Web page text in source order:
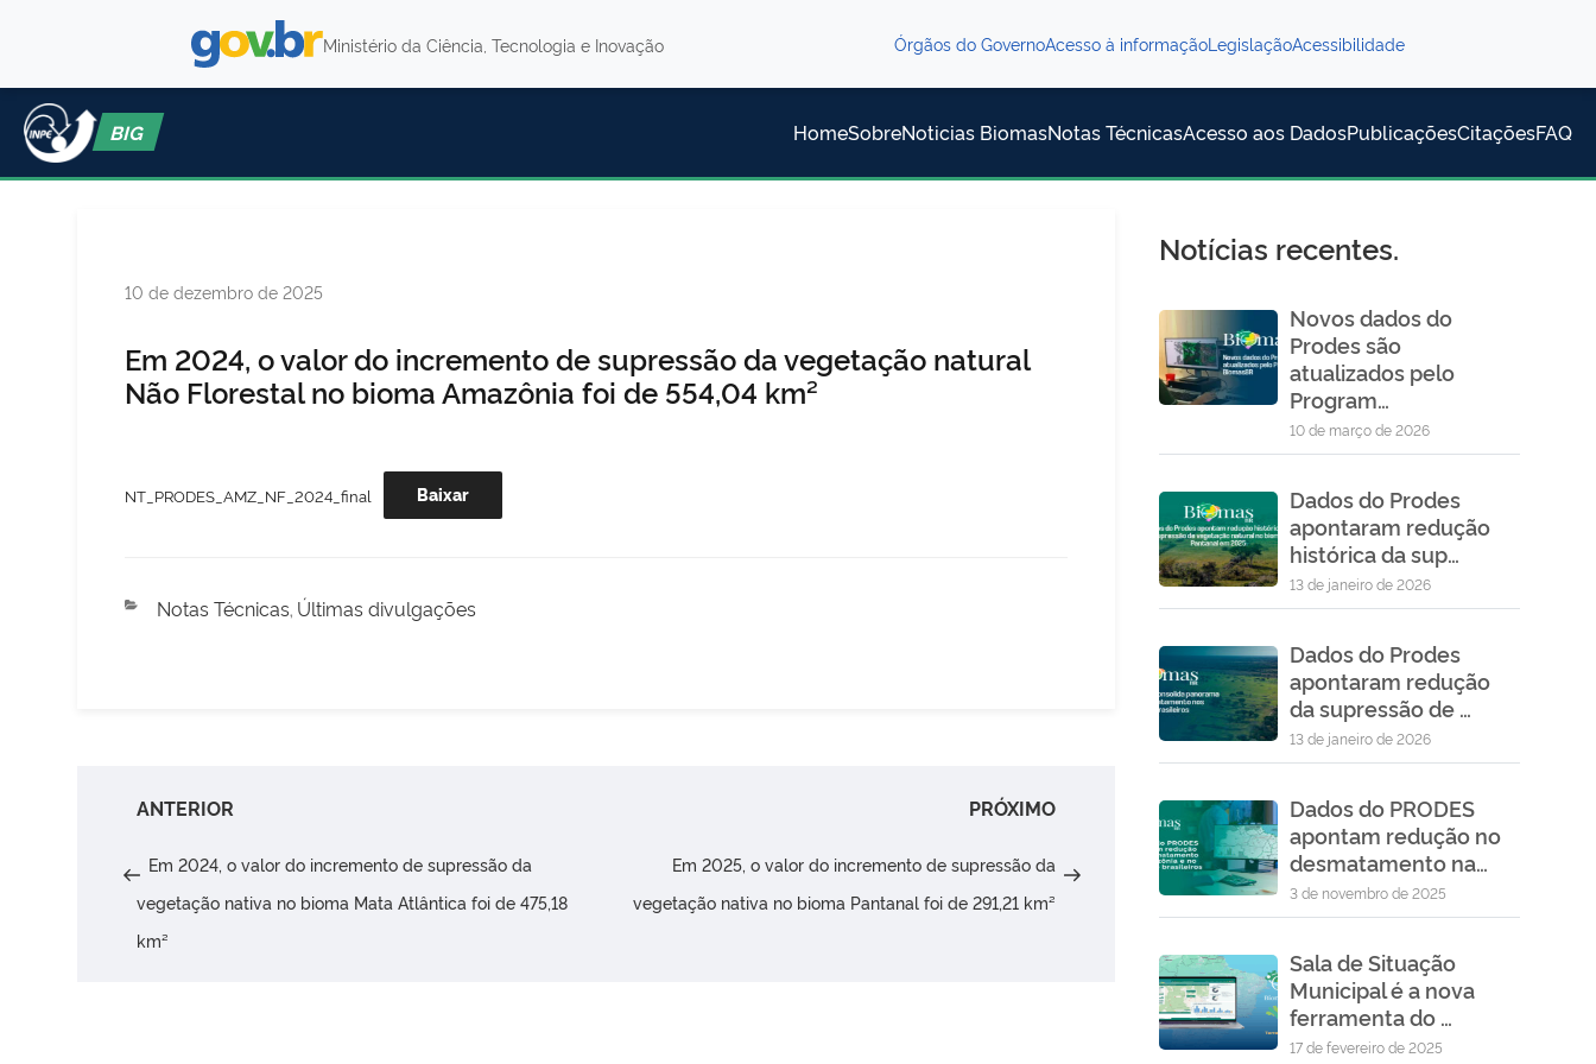
Ministério da Ciência, Tecnologia e Inovação Órgãos do GovernoAcesso à informaçãoLegislaçãoAcessibilidade
BIG HomeSobreNoticias BiomasNotas TécnicasAcesso aos DadosPublicaçõesCitaçõesFAQ
Publicado
10 de dezembro de 2025
Em 2024, o valor do incremento de supressão da vegetação natural
Não Florestal no bioma Amazônia foi de 554,04 km²
NT_PRODES_AMZ_NF_2024_final Baixar
Categorias
Notas Técnicas, Últimas divulgações
Navegação
Post
Post
ANTERIOR
Em 2024, o valor do incremento de supressão da
vegetação nativa no bioma Mata Atlântica foi de 475,18
km²
Próximo
PRÓXIMO
Em 2025, o valor do incremento de supressão da
vegetação nativa no bioma Pantanal foi de 291,21 km²
Notícias recentes.
Novos dados do
Prodes são
atualizados pelo
Program…
10 de março de 2026
Dados do Prodes
apontaram redução
histórica da sup…
13 de janeiro de 2026
Dados do Prodes
apontaram redução
da supressão de …
13 de janeiro de 2026
Dados do PRODES
apontam redução no
desmatamento na…
3 de novembro de 2025
Sala de Situação
Municipal é a nova
ferramenta do …
17 de fevereiro de 2025